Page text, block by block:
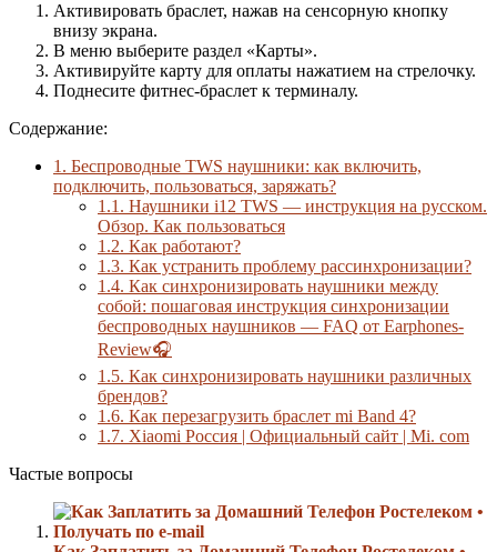
Активировать браслет, нажав на сенсорную кнопку
внизу экрана.
В меню выберите раздел «Карты».
Активируйте карту для оплаты нажатием на стрелочку.
Поднесите фитнес-браслет к терминалу.
Содержание:
1. Беспроводные TWS наушники: как включить,
подключить, пользоваться, заряжать?
1.1. Наушники i12 TWS — инструкция на русском.
Обзор. Как пользоваться
1.2. Как работают?
1.3. Как устранить проблему рассинхронизации?
1.4. Как синхронизировать наушники между
собой: пошаговая инструкция синхронизации
беспроводных наушников — FAQ от Earphones-
Review🎧
1.5. Как синхронизировать наушники различных
брендов?
1.6. Как перезагрузить браслет mi Band 4?
1.7. Xiaomi Россия | Официальный сайт | Mi. com
Частые вопросы